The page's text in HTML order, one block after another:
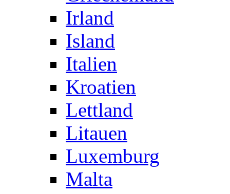
Irland
Island
Italien
Kroatien
Lettland
Litauen
Luxemburg
Malta